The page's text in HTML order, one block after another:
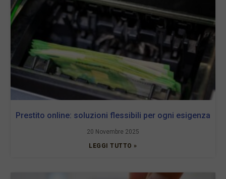
Prestito online: soluzioni flessibili per ogni esigenza
20 Novembre 2025
LEGGI TUTTO »